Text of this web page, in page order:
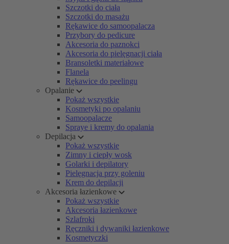
Szczotki do ciała
Szczotki do masażu
Rękawice do samoopalacza
Przybory do pedicure
Akcesoria do paznokci
Akcesoria do pielęgnacji ciała
Bransoletki materiałowe
Flanela
Rękawice do peelingu
Opalanie
Pokaż wszystkie
Kosmetyki po opalaniu
Samoopalacze
Spraye i kremy do opalania
Depilacja
Pokaż wszystkie
Zimny i ciepły wosk
Golarki i depilatory
Pielęgnacja przy goleniu
Krem do depilacji
Akcesoria łazienkowe
Pokaż wszystkie
Akcesoria łazienkowe
Szlafroki
Ręczniki i dywaniki łazienkowe
Kosmetyczki